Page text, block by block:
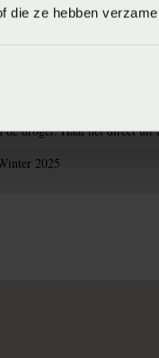
die ze hebben
te bevelen om
zodat de kleuren
de droger. Haal het direct uit
2025